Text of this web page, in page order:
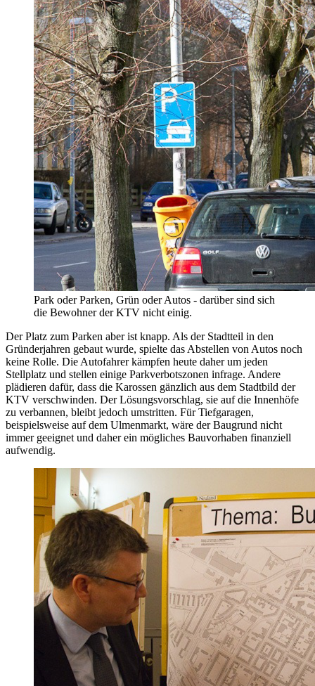
Park oder Parken, Grün oder Autos - darüber sind sich
die Bewohner der KTV nicht einig.
Der Platz zum Parken aber ist knapp. Als der Stadtteil in den
Gründerjahren gebaut wurde, spielte das Abstellen von Autos noch
keine Rolle. Die Autofahrer kämpfen heute daher um jeden
Stellplatz und stellen einige Parkverbotszonen infrage. Andere
plädieren dafür, dass die Karossen gänzlich aus dem Stadtbild der
KTV verschwinden. Der Lösungsvorschlag, sie auf die Innenhöfe
zu verbannen, bleibt jedoch umstritten. Für Tiefgaragen,
beispielsweise auf dem Ulmenmarkt, wäre der Baugrund nicht
immer geeignet und daher ein mögliches Bauvorhaben finanziell
aufwendig.